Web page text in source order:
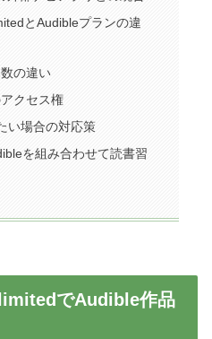
とAudibleプランの違
の違い
クセス権
い場合の対応策
を組み合わせて読書習
でAudible作品